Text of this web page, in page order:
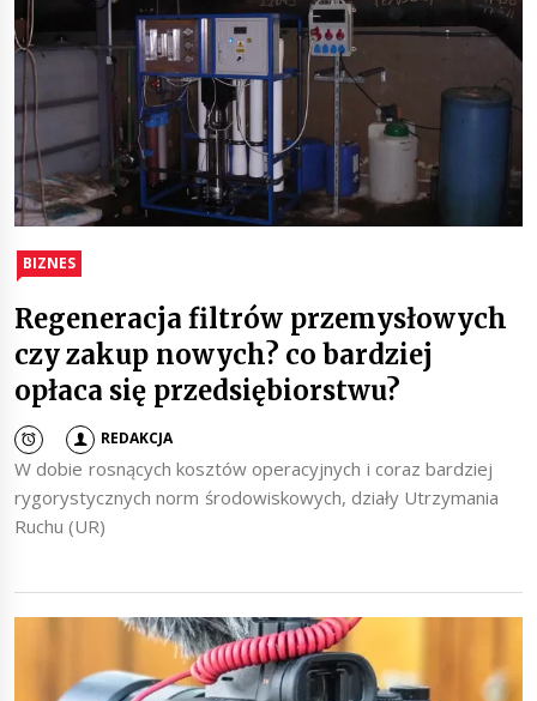
BIZNES
Regeneracja filtrów przemysłowych
czy zakup nowych? co bardziej
opłaca się przedsiębiorstwu?
REDAKCJA
W dobie rosnących kosztów operacyjnych i coraz bardziej
rygorystycznych norm środowiskowych, działy Utrzymania
Ruchu (UR)